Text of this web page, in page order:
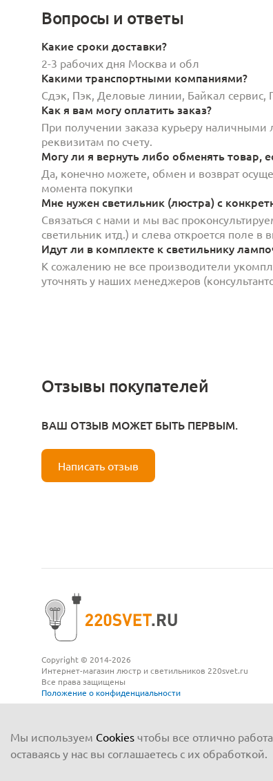
Вопросы и ответы
Какие сроки доставки?
2-3 рабочих дня Москва и обл
Какими транспортными компаниями?
Сдэк, Пэк, Деловые линии, Байкал сервис,
Как я вам могу оплатить заказ?
При получении заказа курьеру наличными
реквизитам по счету.
Могу ли я вернуть либо обменять товар,
Да, конечно можете, обмен и возврат
момента покупки
Мне нужен светильник (люстра) с
Связаться с нами и мы вас
светильник итд.) и слева откроется поле
Идут ли в комплекте к светильнику
К сожалению не все производители
уточнять у наших менеджеров
Отзывы покупателей
ВАШ ОТЗЫВ МОЖЕТ БЫТЬ ПЕРВЫМ.
Написать отзыв
Copyright © 2014-2026
Интернет-магазин люстр и светильников 220svet.ru
Все права защищены
Положение о конфиденциальности
Мы используем Cookies чтобы все отлично
оставаясь у нас вы соглашаетесь с их обработкой.